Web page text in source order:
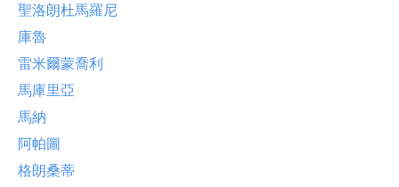
聖洛朗杜馬羅尼
庫魯
雷米爾蒙喬利
馬庫里亞
馬納
阿帕圖
格朗桑蒂